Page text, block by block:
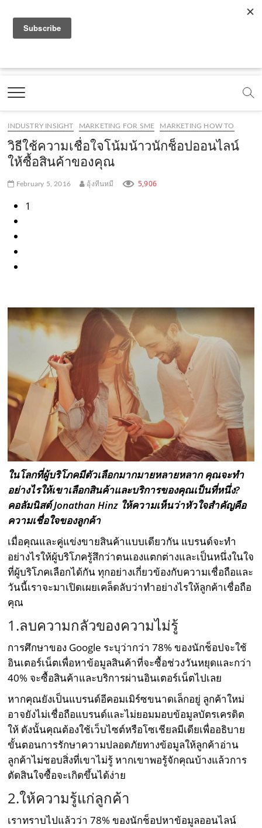
a
e
b
o
o
k
o
t
b
e
.
.
o
e
m
e
t
g
r
a
t
k
.
c
Marketing Oops!
DIGITAL | CREATIVE | ADVERTISING | CAMPAIGN |
INDUSTRY INSIGHT MARKETING FOR SME MARKETING HOW TO
วิธีใช้ความเชื่อใจโน้มน้าวนักช็อปออนไลน์
ให้ซื้อสินค้าของคุณ
February 5, 2016 อุ้งทีนหมี 5,906
1
ในโลกที่ผู้บริโภคมีตัวเลือกมากมายหลายหลาก คุณจะทำ
อย่างไรให้เขาเลือกสินค้าและบริการของคุณเป็นที่หนึ่ง?
คอลัมนิสต์ Jonathan Hinz ให้ความเห็นว่าหัวใจสำคัญคือ
ความเชื่อใจของลูกค้า
เมื่อคุณและคู่แข่งขายสินค้าแบบเดียวกัน แบรนด์จะทำ
อย่างไรให้ผู้บริโภครู้สึกว่าตนเองแตกต่างและเป็นหนึ่งในใจ
ที่ผู้บริโภคเลือกได้กัน ทุกอย่างเกี่ยวข้องกับความเชื่อถือและ
วันนี้เราจะมาเปิดเผยเคล็ดลับว่าทำอย่างไรให้ลูกค้าเชื่อถือ
คุณ
1.ลบความกลัวของความไม่รู้
การศึกษาของ Google ระบุว่ากว่า 78% ของนักช็อปจะใช้
อินเตอร์เน็ตเพื่อหาข้อมูลสินค้าที่จะซื้อช่วงวันหยุดและกว่า
40% จะซื้อสินค้าและบริการผ่านอินเตอร์เน็ตไปเลย
หากคุณยังเป็นแบรนด์อีคอมเมิร์ซขนาดเล็กอยู่ ลูกค้าใหม่
อาจยังไม่เชื่อถือแบรนด์และไม่ยอมมอบข้อมูลบัตรเครดิต
ให้ ดังนั้นคุณต้องใช้เว็บไซต์หรือโซเชียลมีเดียเพื่ออธิบาย
ขั้นตอนการรักษาความปลอดภัยทางข้อมูลให้ลูกค้าอ่าน
ลูกค้าไม่ชอบสิ่งที่เขาไม่รู้ หากเขาพอรู้จักคุณบ้างแล้วการ
ตัดสินใจซื้อจะเกิดขึ้นได้ง่าย
2.ให้ความรู้แก่ลูกค้า
เราทราบไปแล้วว่า 78% ของนักช็อปหาข้อมูลออนไลน์